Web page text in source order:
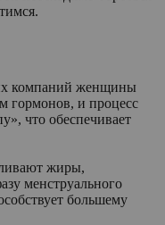
компаний женщины
гормонов, и процесс
что обеспечивает
жиры,
менструального
большему